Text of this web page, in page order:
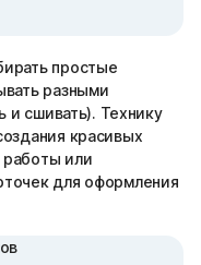
простые
разными
и сшивать). Технику
красивых
работы или
для оформления